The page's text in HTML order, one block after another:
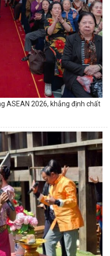
ASEAN 2026, khẳng định chất